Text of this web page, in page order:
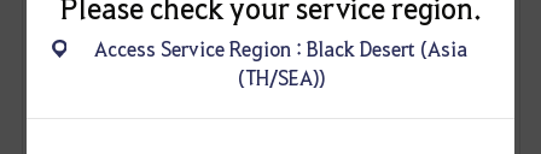
Access Service Region : Black Desert (Asia
(TH/SEA))